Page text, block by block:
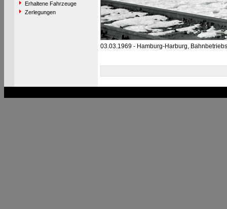
Erhaltene Fahrzeuge
Zerlegungen
03.03.1969 - Hamburg-Harburg,